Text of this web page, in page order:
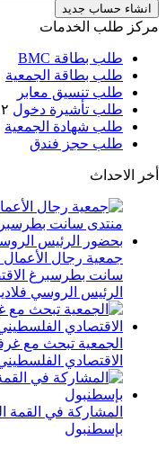
انشاء حساب جديد
مركز طلب الخدمات
طلب بطاقة BMC
طلب بطاقة الجمعية
طلب تنسيق معابر
طلب تأشيرة دخول ٣١٢
طلب شهادة الجمعية
طلب حجز فندق
أخر الاحداث
جمعية رجال
الرئيس الروسي
الجمعية تبحث مع
الاقتصادي
المشاركة في القمة
بإسطنبول